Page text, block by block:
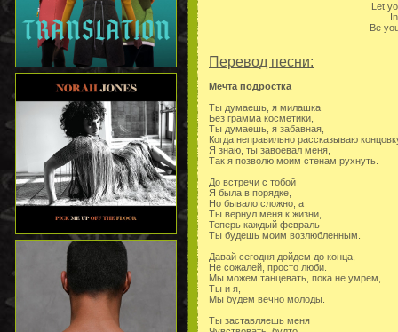
Let
Be
Перевод песни:
Мечта подростка
Ты думаешь, я милашка
Без грамма косметики,
Ты думаешь, я забавная,
Когда неправильно рассказываю
Я знаю, ты завоевал меня,
Так я позволю моим стенам рухнуть.
До встречи с тобой
Я была в порядке,
Но бывало сложно, а
Ты вернул меня к жизни,
Теперь каждый февраль
Ты будешь моим возлюбленным.
Давай сегодня дойдем до конца,
Не сожалей, просто люби.
Мы можем танцевать, пока не умрем,
Ты и я,
Мы будем вечно молоды.
Ты заставляешь меня